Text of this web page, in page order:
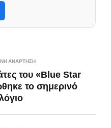
ΑΝΆΡΤΗΣΗ
του «Blue Star
το σημερινό